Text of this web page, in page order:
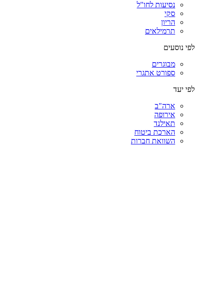
נסיעות לחו"ל
סקי
הריון
תרמילאים
לפי נוסעים
מבוגרים
ספורט אתגרי
לפי יעד
ארה"ב
אירופה
תאילנד
הארכת ביטוח
השוואת חברות